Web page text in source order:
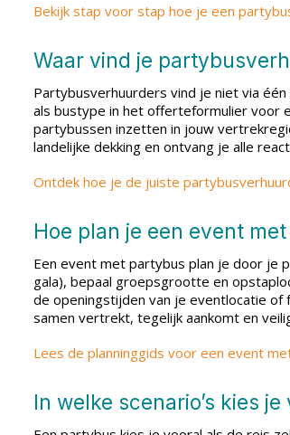
Bekijk stap voor stap hoe je een
Waar vind je
Partybusverhuurders vind je niet via
als bustype in het offerteformulier voor
partybussen inzetten in jouw
landelijke dekking en ontvang je alle
Ontdek hoe je de juiste
Hoe plan je een event
Een event met partybus plan je door je
gala), bepaal groepsgrootte en
de openingstijden van je eventlocatie
samen vertrekt, tegelijk aankomt en
Lees de planninggids voor een event
In welke scenario’s kies